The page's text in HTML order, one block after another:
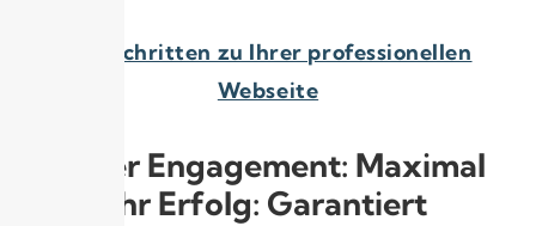
In 4 Schritten zu Ihrer professionellen
Webseite
Unser Engagement: Maximal
Ihr Erfolg: Garantiert